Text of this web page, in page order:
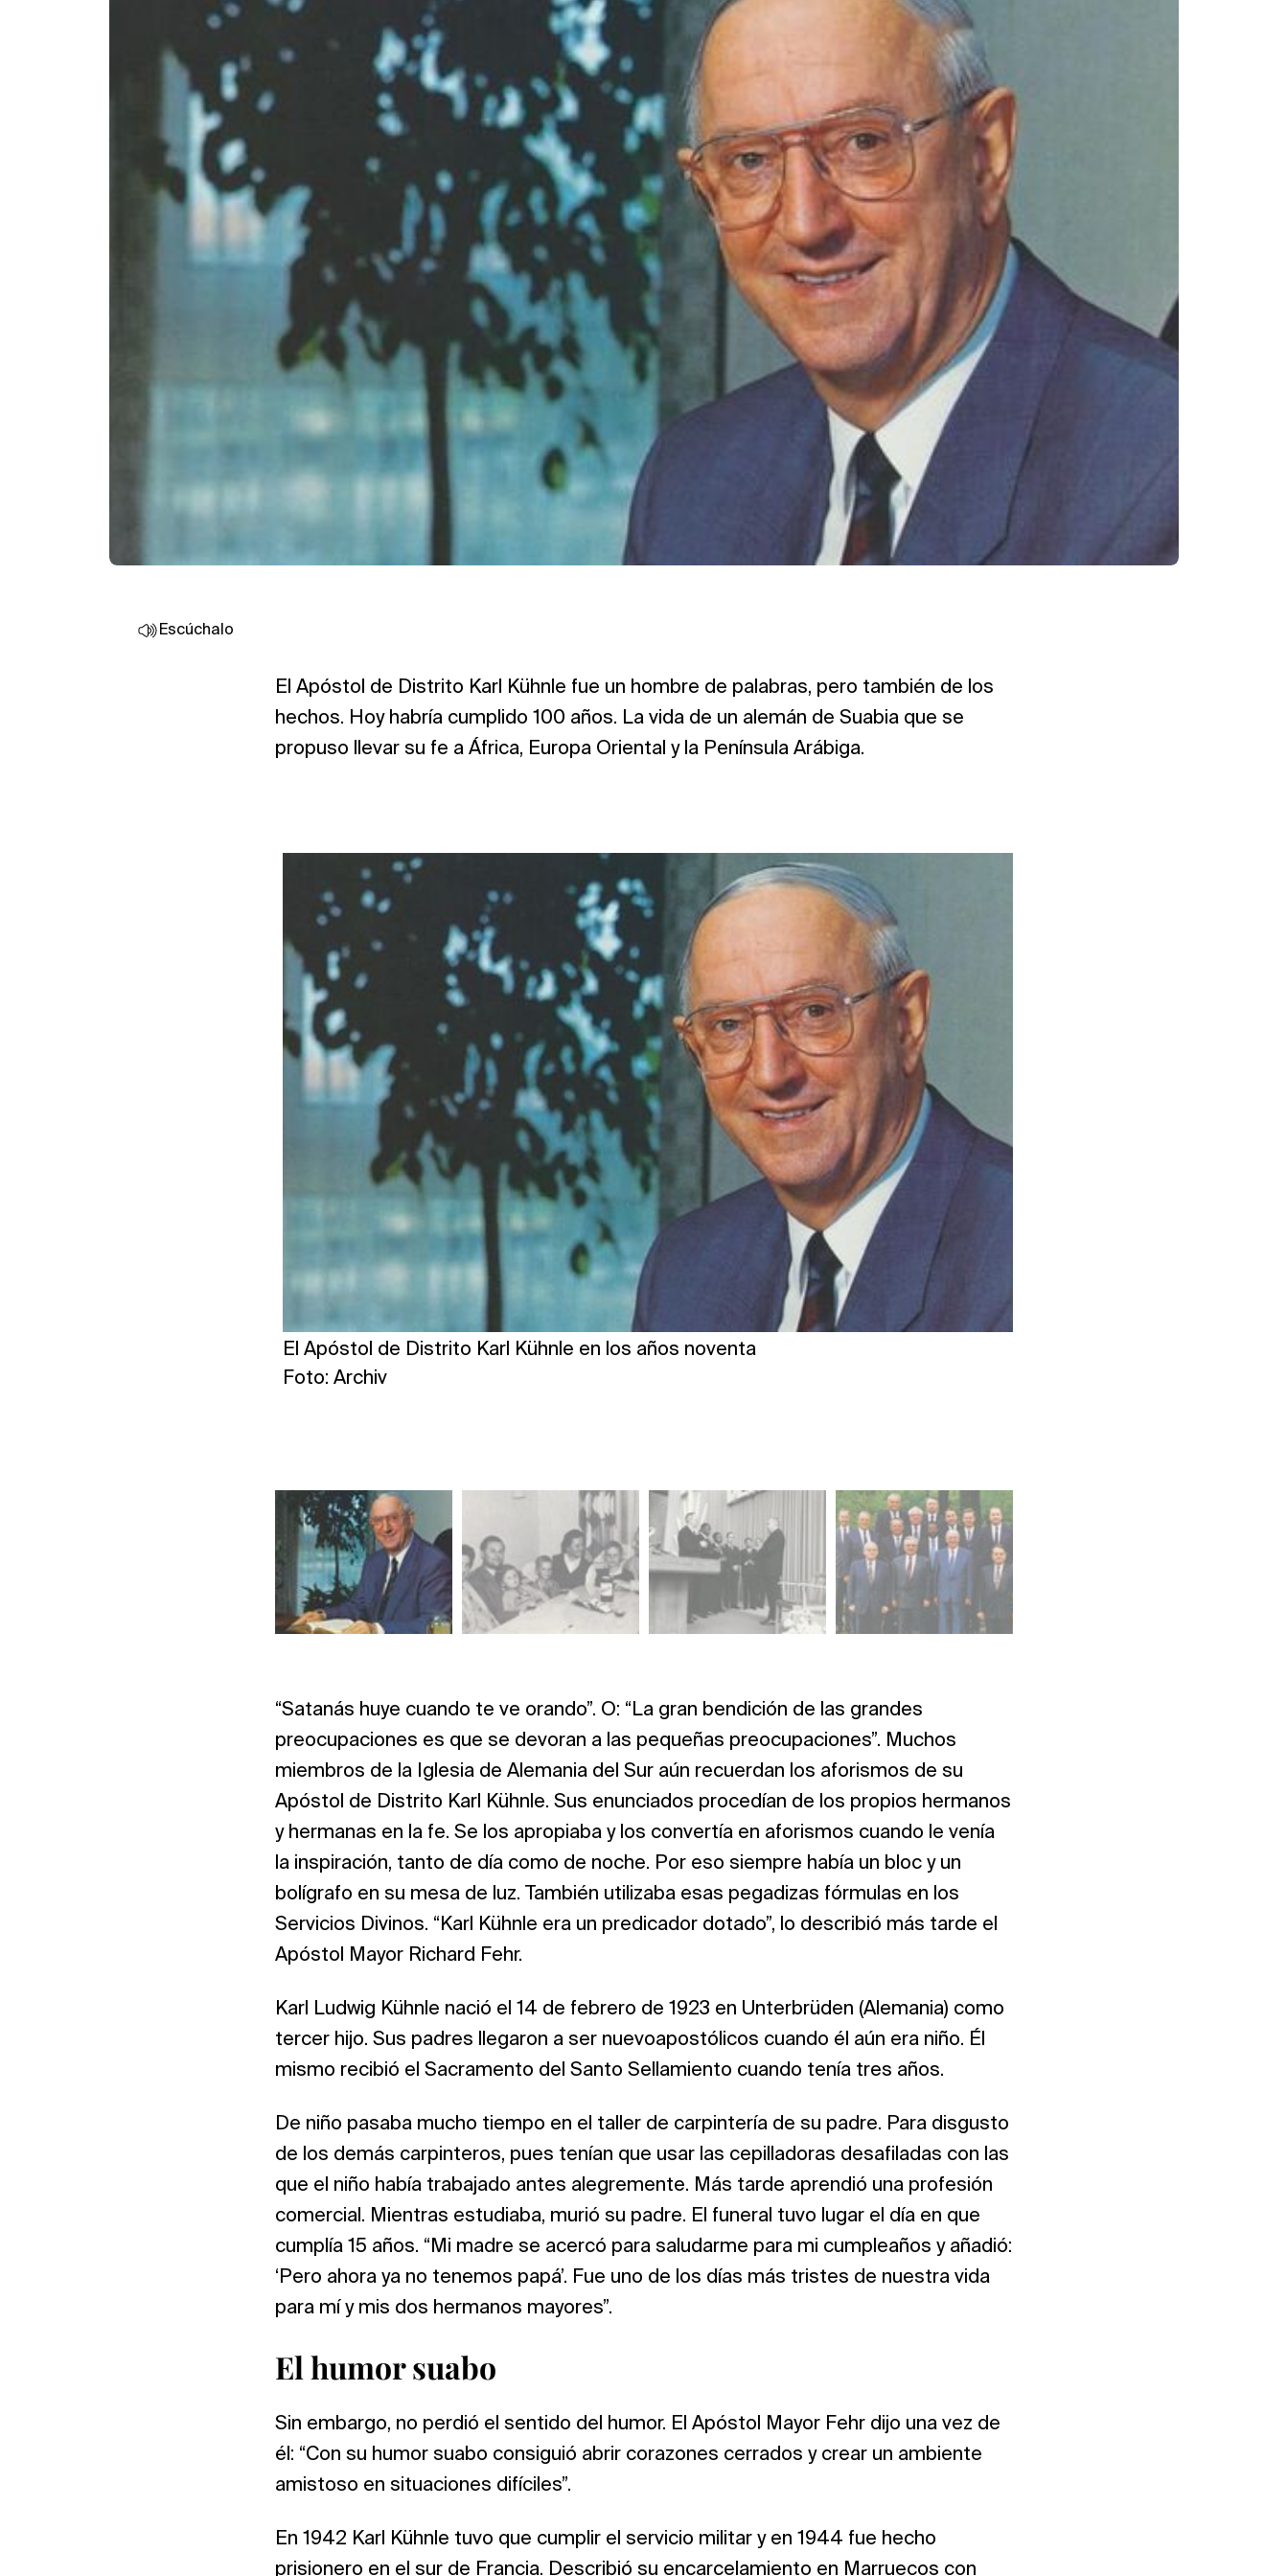
Escúchalo
El Apóstol de Distrito Karl Kühnle fue un hombre de palabras, pero también de los
hechos. Hoy habría cumplido 100 años. La vida de un alemán de Suabia que se
propuso llevar su fe a África, Europa Oriental y la Península Arábiga.
El Apóstol de Distrito Karl Kühnle en los años noventa
Foto: Archiv
“Satanás huye cuando te ve orando”. O: “La gran bendición de las grandes
preocupaciones es que se devoran a las pequeñas preocupaciones”. Muchos
miembros de la Iglesia de Alemania del Sur aún recuerdan los aforismos de su
Apóstol de Distrito Karl Kühnle. Sus enunciados procedían de los propios hermanos
y hermanas en la fe. Se los apropiaba y los convertía en aforismos cuando le venía
la inspiración, tanto de día como de noche. Por eso siempre había un bloc y un
bolígrafo en su mesa de luz. También utilizaba esas pegadizas fórmulas en los
Servicios Divinos. “Karl Kühnle era un predicador dotado”, lo describió más tarde el
Apóstol Mayor Richard Fehr.
Karl Ludwig Kühnle nació el 14 de febrero de 1923 en Unterbrüden (Alemania) como
tercer hijo. Sus padres llegaron a ser nuevoapostólicos cuando él aún era niño. Él
mismo recibió el Sacramento del Santo Sellamiento cuando tenía tres años.
De niño pasaba mucho tiempo en el taller de carpintería de su padre. Para disgusto
de los demás carpinteros, pues tenían que usar las cepilladoras desafiladas con las
que el niño había trabajado antes alegremente. Más tarde aprendió una profesión
comercial. Mientras estudiaba, murió su padre. El funeral tuvo lugar el día en que
cumplía 15 años. “Mi madre se acercó para saludarme para mi cumpleaños y añadió:
‘Pero ahora ya no tenemos papá’. Fue uno de los días más tristes de nuestra vida
para mí y mis dos hermanos mayores”.
El humor suabo
Sin embargo, no perdió el sentido del humor. El Apóstol Mayor Fehr dijo una vez de
él: “Con su humor suabo consiguió abrir corazones cerrados y crear un ambiente
amistoso en situaciones difíciles”.
En 1942 Karl Kühnle tuvo que cumplir el servicio militar y en 1944 fue hecho
prisionero en el sur de Francia. Describió su encarcelamiento en Marruecos con